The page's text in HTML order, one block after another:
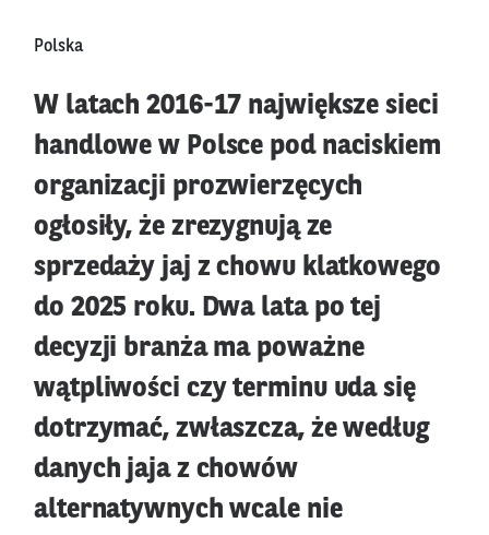
Polska
W latach 2016-17 największe sieci
handlowe w Polsce pod naciskiem
organizacji prozwierzęcych
ogłosiły, że zrezygnują ze
sprzedaży jaj z chowu klatkowego
do 2025 roku. Dwa lata po tej
decyzji branża ma poważne
wątpliwości czy terminu uda się
dotrzymać, zwłaszcza, że według
danych jaja z chowów
alternatywnych wcale nie